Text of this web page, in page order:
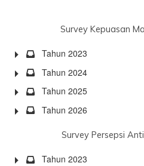
Survey Kepuasan
Tahun 2023
Tahun 2024
Tahun 2025
Tahun 2026
Survey Persepsi
Tahun 2023